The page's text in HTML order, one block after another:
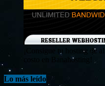
¡Consigue tu hosting de
costo en Banahosting!
Lo más leído